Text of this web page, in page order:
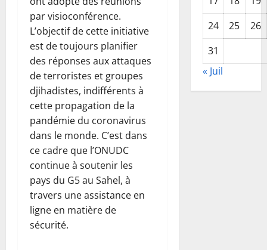
par visioconférence.
L’objectif de cette initiative
est de toujours planifier
des réponses aux attaques
de terroristes et groupes
djihadistes, indifférents à
cette propagation de la
pandémie du coronavirus
dans le monde. C’est dans
ce cadre que l’ONUDC
continue à soutenir les
pays du G5 au Sahel, à
travers une assistance en
ligne en matière de
sécurité.
24
25
26
31
« Juil